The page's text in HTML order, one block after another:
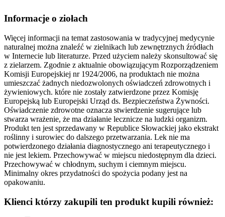
Informacje o ziołach
Więcej informacji na temat zastosowania w tradycyjnej medycynie
naturalnej można znaleźć w zielnikach lub zewnętrznych źródłach
w Internecie lub literaturze. Przed użyciem należy skonsultować się
z zielarzem. Zgodnie z aktualnie obowiązującym Rozporządzeniem
Komisji Europejskiej nr 1924/2006, na produktach nie można
umieszczać żadnych niedozwolonych oświadczeń zdrowotnych i
żywieniowych. które nie zostały zatwierdzone przez Komisję
Europejską lub Europejski Urząd ds. Bezpieczeństwa Żywności.
Oświadczenie zdrowotne oznacza stwierdzenie sugerujące lub
stwarza wrażenie, że ma działanie lecznicze na ludzki organizm.
Produkt ten jest sprzedawany w Republice Słowackiej jako ekstrakt
roślinny i surowiec do dalszego przetwarzania. Lek nie ma
potwierdzonego działania diagnostycznego ani terapeutycznego i
nie jest lekiem. Przechowywać w miejscu niedostępnym dla dzieci.
Przechowywać w chłodnym, suchym i ciemnym miejscu.
Minimalny okres przydatności do spożycia podany jest na
opakowaniu.
Klienci którzy zakupili ten produkt kupili również: